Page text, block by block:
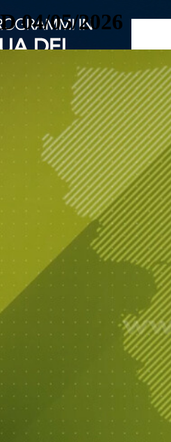
04/05/2026